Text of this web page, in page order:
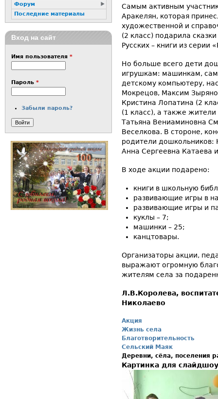
Самым активным
Аракелян, которая
художественной и
(2 класс) подарила
Русских – книги из серии
Но больше всего дети
игрушкам: машинкам,
детскому компьютеру,
Мокрецов, Максим
Кристина Лопатина (2
(1 класс), а также
Татьяна Вениаминовна
Веселкова. В стороне,
родители дошкольников:
Анна Сергеевна Катаева
В ходе акции подарено:
книги в школьную
развивающие игры в
развивающие игры и
куклы – 7;
машинки – 25;
канцтовары.
Организаторы акции,
выражают огромную
жителям села за
Л.В.Королева,
Николаево
Акция
Жизнь села
Благотворительность
Сельский Маяк
Деревни, сёла, поселения
Картинка для
Форум
Последние материалы
Вход на сайт
Имя пользователя *
Пароль *
Забыли пароль?